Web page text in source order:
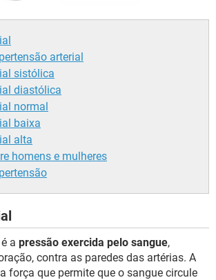
arterial
sistólica
diastólica
normal
baixa
alta
homens e mulheres
a pressão exercida pelo sangue,
contra as paredes das artérias. A
força que permite que o sangue circule